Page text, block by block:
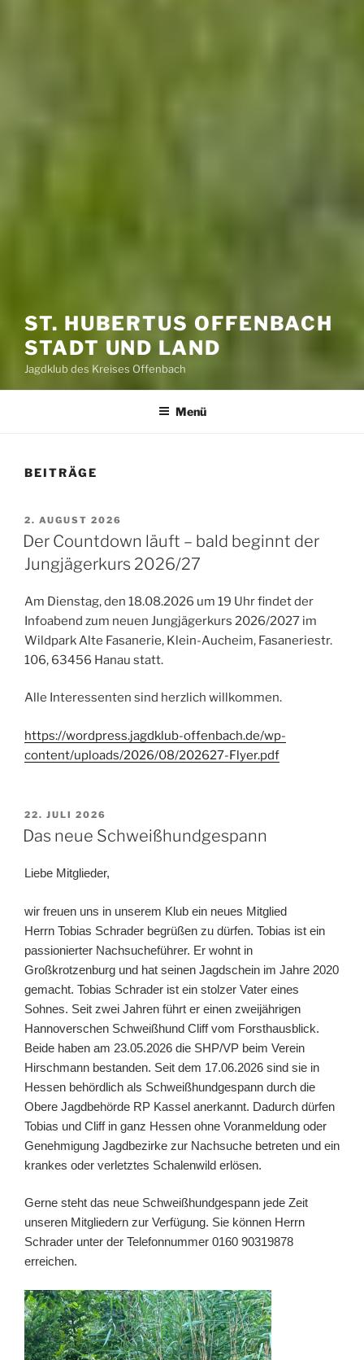
ST. HUBERTUS OFFENBACH
STADT UND LAND
Jagdklub des Kreises Offenbach
Menü
BEITRÄGE
VERÖFFENTLICHT
AM
2. AUGUST 2026
Der Countdown läuft – bald beginnt der
Jungjägerkurs 2026/27
Am Dienstag, den 18.08.2026 um 19 Uhr findet der
Infoabend zum neuen Jungjägerkurs 2026/2027 im
Wildpark Alte Fasanerie, Klein-Aucheim, Fasaneriestr.
106, 63456 Hanau statt.
Alle Interessenten sind herzlich willkommen.
https://wordpress.jagdklub-offenbach.de/wp-
content/uploads/2026/08/202627-Flyer.pdf
VERÖFFENTLICHT
AM
22. JULI 2026
Das neue Schweißhundgespann
Liebe Mitglieder,
wir freuen uns in unserem Klub ein neues Mitglied
Herrn Tobias Schrader begrüßen zu dürfen. Tobias ist ein
passionierter Nachsucheführer. Er wohnt in
Großkrotzenburg und hat seinen Jagdschein im Jahre 2020
gemacht. Tobias Schrader ist ein stolzer Vater eines
Sohnes. Seit zwei Jahren führt er einen zweijährigen
Hannoverschen Schweißhund Cliff vom Forsthausblick.
Beide haben am 23.05.2026 die SHP/VP beim Verein
Hirschmann bestanden. Seit dem 17.06.2026 sind sie in
Hessen behördlich als Schweißhundgespann durch die
Obere Jagdbehörde RP Kassel anerkannt. Dadurch dürfen
Tobias und Cliff in ganz Hessen ohne Voranmeldung oder
Genehmigung Jagdbezirke zur Nachsuche betreten und ein
krankes oder verletztes Schalenwild erlösen.
Gerne steht das neue Schweißhundgespann jede Zeit
unseren Mitgliedern zur Verfügung. Sie können Herrn
Schrader unter der Telefonnummer 0160 90319878
erreichen.